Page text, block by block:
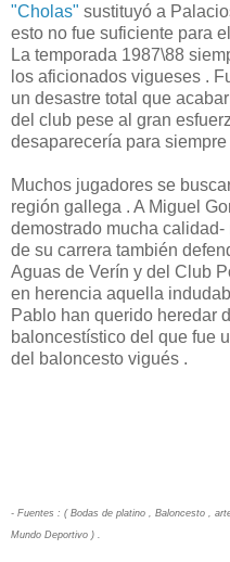
"Cholas" sustituyó a
esto no fue suficiente para
La temporada 1987\88
los aficionados vigueses .
un desastre total que
del club pese al gran
desaparecería para siempre
Muchos jugadores se
región gallega . A Miguel
demostrado mucha
de su carrera también
Aguas de Verín y del Club
en herencia aquella
Pablo han querido heredar
baloncestístico del que fue
del baloncesto vigués .
- Fuentes : ( Bodas de platino , Baloncesto ,
Mundo Deportivo ) .